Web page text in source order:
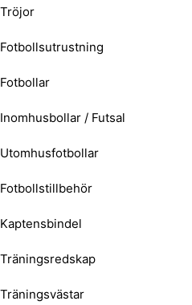
Tröjor
Fotbollsutrustning
Fotbollar
Inomhusbollar / Futsal
Utomhusfotbollar
Fotbollstillbehör
Kaptensbindel
Träningsredskap
Träningsvästar